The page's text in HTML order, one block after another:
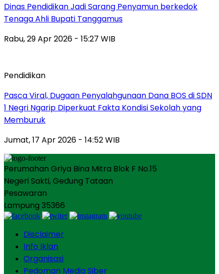
Dinas Pendidikan Jadi Sarang Penyamun berkedok
Tenaga Ahli Bupati Tanggamus
Rabu, 29 Apr 2026 - 15:27 WIB
Pendidikan
Pasca Viral, Dugaan Penyalahgunaan Dana BOS di SDN
1 Negri Ngarip Diperkuat Fakta Kondisi Sekolah yang
Memburuk
Jumat, 17 Apr 2026 - 14:52 WIB
Perumahan Griya Bina Mitra Blok F No.15
Negeri Sakti, Gedung Tataan
Pesawaran
Lampung 35366
Disclaimer
Info Iklan
Organisasi
Pedoman Media Siber